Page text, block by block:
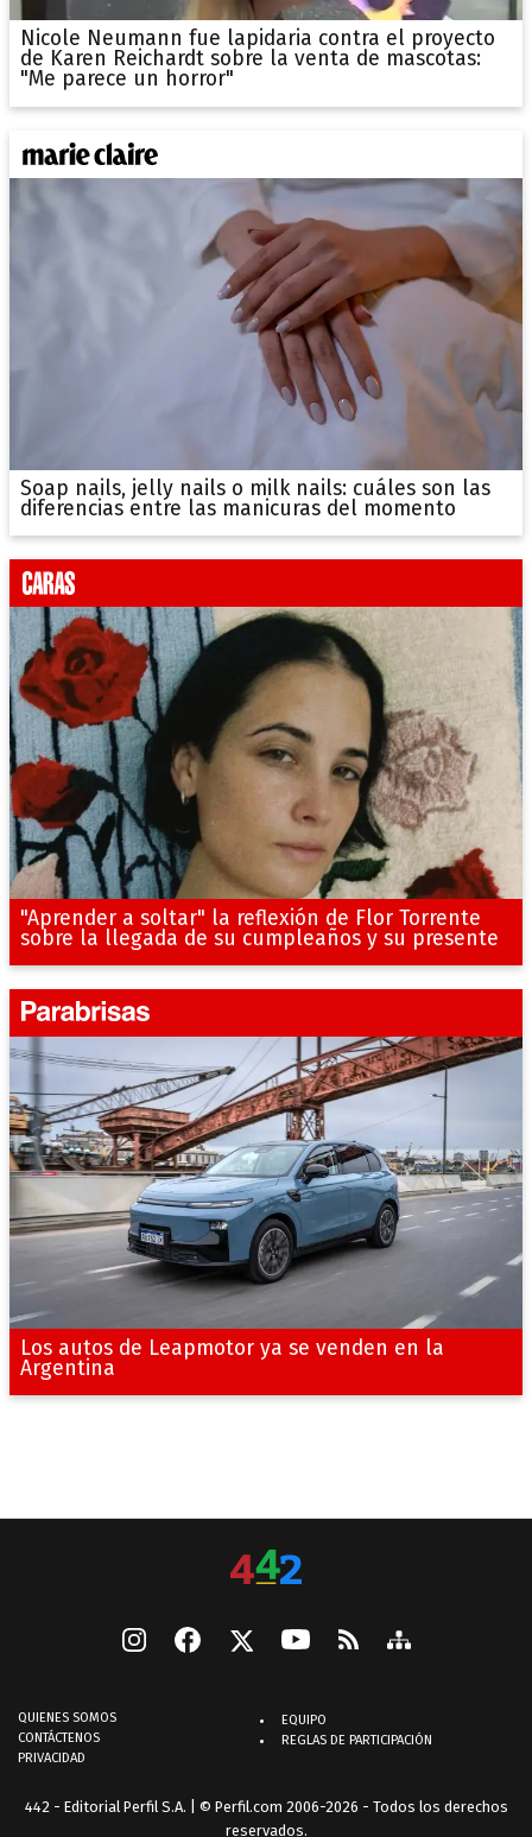
Nicole Neumann fue lapidaria contra el proyecto
de Karen Reichardt sobre la venta de mascotas:
"Me parece un horror"
Soap nails, jelly nails o milk nails: cuáles son las
diferencias entre las manicuras del momento
"Aprender a soltar" la reflexión de Flor Torrente
sobre la llegada de su cumpleaños y su presente
Los autos de Leapmotor ya se venden en la
Argentina
QUIENES SOMOS
CONTÁCTENOS
PRIVACIDAD
EQUIPO
REGLAS DE PARTICIPACIÓN
442 - Editorial Perfil S.A. | © Perfil.com 2006-2026 - Todos los derechos
reservados.